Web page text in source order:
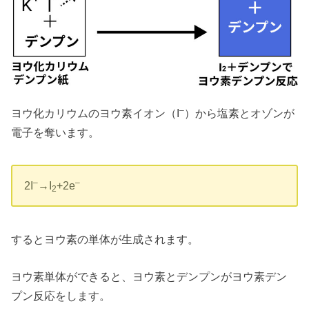
ヨウ化カリウムのヨウ素イオン（I–）から塩素とオゾンが
電子を奪います。
2I– →I2+2e–
するとヨウ素の単体が生成されます。
ヨウ素単体ができると、ヨウ素とデンプンがヨウ素デン
プン反応をします。